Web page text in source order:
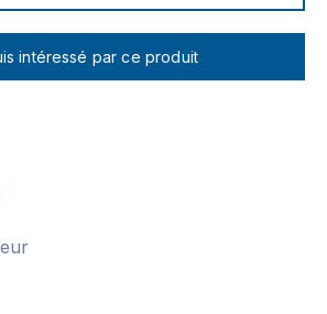
intéressé par ce produit